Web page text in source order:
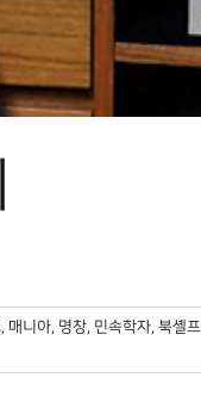
매니아 명창 민속학자 북셸프